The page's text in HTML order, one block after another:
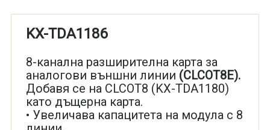
KX-TDA1186
8-канална разширителна карта за
аналогови външни линии (CLCOT8Е).
Добавя се на CLCOT8 (KX-TDA1180)
като дъщерна карта.
• Увеличава капацитета на модула с 8